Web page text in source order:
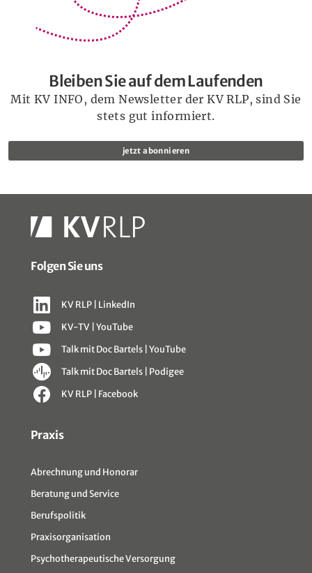
Bleiben Sie auf dem Laufenden
Mit KV INFO, dem Newsletter der KV RLP, sind Sie
stets gut informiert.
jetzt abonnieren
Sitemap
Praxis
Abrechnung und Honorar
Beratung und Service
Berufspolitik
Praxisorganisation
Psychotherapeutische Versorgung
Folgen Sie uns
KV RLP | LinkedIn
KV-TV | YouTube
Talk mit Doc Bartels | YouTube
Talk mit Doc Bartels | Podigee
KV RLP | Facebook